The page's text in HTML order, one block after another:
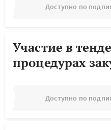
Доступно по
Участие в
процедурах
Доступно по